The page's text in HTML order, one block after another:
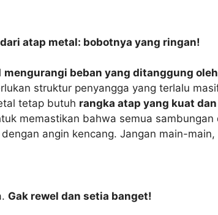
atap metal: bobotnya yang ringan!
mengurangi beban yang ditanggung
struktur penyangga yang terlalu
tetap butuh rangka atap yang kuat
memastikan bahwa semua
angin kencang. Jangan main-
Gak rewel dan setia banget!